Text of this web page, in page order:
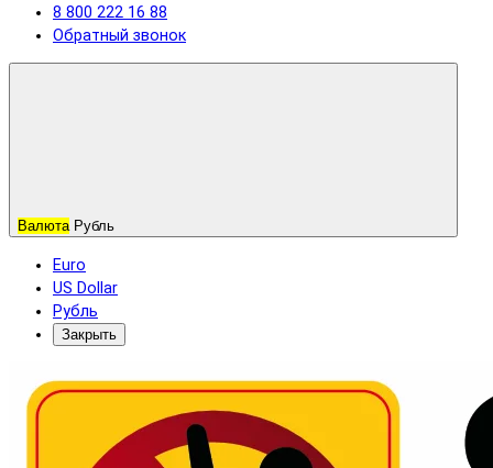
8 800 222 16 88
Обратный звонок
Валюта Рубль
Euro
US Dollar
Рубль
Закрыть